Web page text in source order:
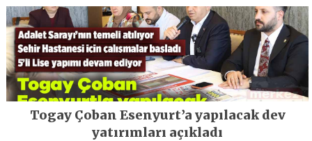
Togay Çoban Esenyurt’a yapılacak dev
yatırımları açıkladı